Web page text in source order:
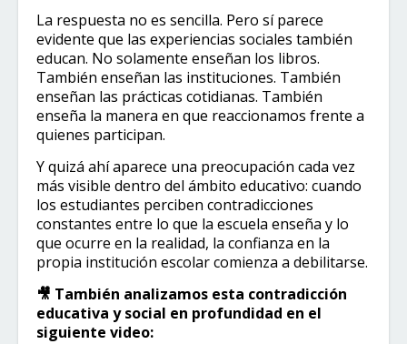
La respuesta no es sencilla. Pero sí parece
evidente que las experiencias sociales también
educan. No solamente enseñan los libros.
También enseñan las instituciones. También
enseñan las prácticas cotidianas. También
enseña la manera en que reaccionamos frente a
quienes participan.
Y quizá ahí aparece una preocupación cada vez
más visible dentro del ámbito educativo: cuando
los estudiantes perciben contradicciones
constantes entre lo que la escuela enseña y lo
que ocurre en la realidad, la confianza en la
propia institución escolar comienza a debilitarse.
🎥 También analizamos esta contradicción
educativa y social en profundidad en el
siguiente video: